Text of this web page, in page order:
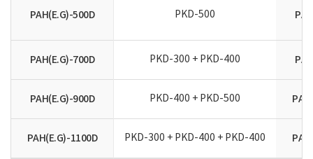
PAH(E.G)-500D PKD-500
PAH(E.G)-700D PKD-300 + PKD-400
PAH(E.G)-900D PKD-400 + PKD-500
PAH(E.G)-1100D PKD-300 + PKD-400 + PKD-400